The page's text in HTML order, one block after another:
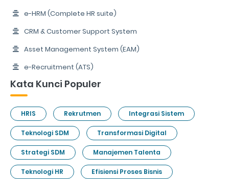
e-HRM (Complete HR suite)
CRM & Customer Support System
Asset Management System (EAM)
e-Recruitment (ATS)
Kata Kunci Populer
HRIS Rekrutmen Integrasi Sistem
Teknologi SDM Transformasi Digital
Strategi SDM Manajemen Talenta
Teknologi HR Efisiensi Proses Bisnis